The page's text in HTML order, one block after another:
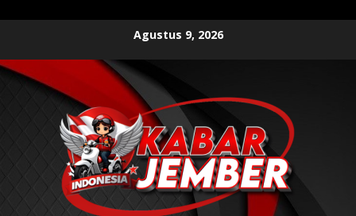
content
Agustus 9, 2026